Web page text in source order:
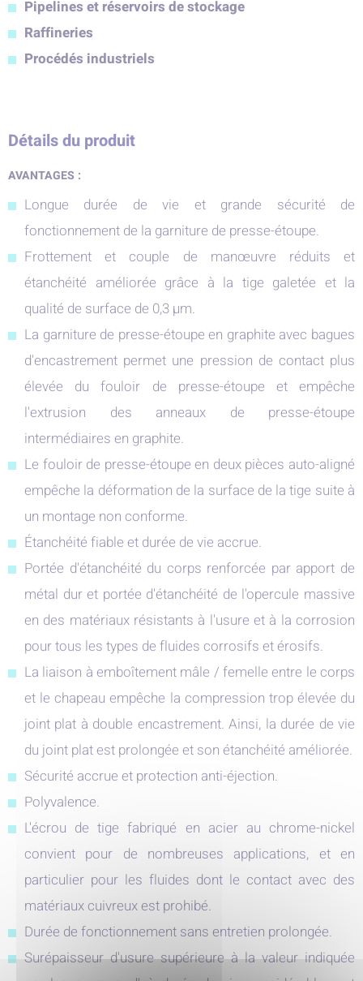
Pipelines et réservoirs de stockage
Raffineries
Procédés industriels
Détails du produit
AVANTAGES :
Longue durée de vie et grande sécurité de
fonctionnement de la garniture de presse-étoupe.
Frottement et couple de manœuvre réduits et
étanchéité améliorée grâce à la tige galetée et la
qualité de surface de 0,3 µm.
La garniture de presse-étoupe en graphite avec bagues
d'encastrement permet une pression de contact plus
élevée du fouloir de presse-étoupe et empêche
l'extrusion des anneaux de presse-étoupe
intermédiaires en graphite.
Le fouloir de presse-étoupe en deux pièces auto-aligné
empêche la déformation de la surface de la tige suite à
un montage non conforme.
Étanchéité fiable et durée de vie accrue.
Portée d'étanchéité du corps renforcée par apport de
métal dur et portée d'étanchéité de l'opercule massive
en des matériaux résistants à l'usure et à la corrosion
pour tous les types de fluides corrosifs et érosifs.
La liaison à emboîtement mâle / femelle entre le corps
et le chapeau empêche la compression trop élevée du
joint plat à double encastrement. Ainsi, la durée de vie
du joint plat est prolongée et son étanchéité améliorée.
Sécurité accrue et protection anti-éjection.
Polyvalence.
L'écrou de tige fabriqué en acier au chrome-nickel
convient pour de nombreuses applications, et en
particulier pour les fluides dont le contact avec des
matériaux cuivreux est prohibé.
Durée de fonctionnement sans entretien prolongée.
Surépaisseur d'usure supérieure à la valeur indiquée